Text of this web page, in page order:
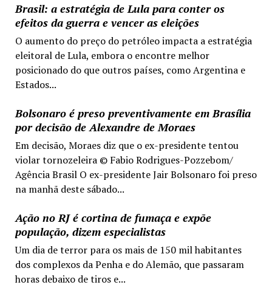
Brasil: a estratégia de Lula para conter os
efeitos da guerra e vencer as eleições
O aumento do preço do petróleo impacta a estratégia
eleitoral de Lula, embora o encontre melhor
posicionado do que outros países, como Argentina e
Estados...
Bolsonaro é preso preventivamente em Brasília
por decisão de Alexandre de Moraes
Em decisão, Moraes diz que o ex-presidente tentou
violar tornozeleira © Fabio Rodrigues-Pozzebom/
Agência Brasil O ex-presidente Jair Bolsonaro foi preso
na manhã deste sábado...
Ação no RJ é cortina de fumaça e expõe
população, dizem especialistas
Um dia de terror para os mais de 150 mil habitantes
dos complexos da Penha e do Alemão, que passaram
horas debaixo de tiros e...